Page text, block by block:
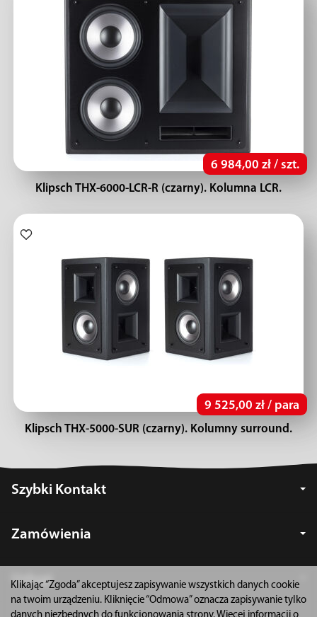
6 984,00 zł / szt.
Klipsch THX-6000-LCR-R (czarny). Kolumna LCR.
9 525,00 zł / para
Klipsch THX-5000-SUR (czarny). Kolumny surround.
Szybki Kontakt
Zamówienia
Usługi
Klikając “Zgoda” akceptujesz zapisywanie wszystkich danych cookie
na twoim urządzeniu. Kliknięcie “Odmowa” oznacza zapisywanie tylko